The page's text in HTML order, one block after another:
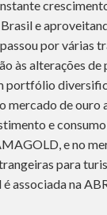
e
por várias
às alterações de
portfólio
mercado de ouro
e
e no
para
associada na